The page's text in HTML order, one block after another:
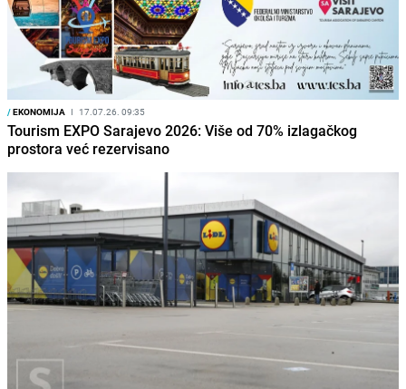
/EKONOMIJA I 17.07.26. 09:35
Tourism EXPO Sarajevo 2026: Više od 70% izlagačkog
prostora već rezervisano